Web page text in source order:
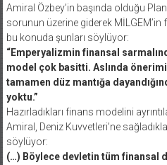
Amiral Özbey’in başında olduğu
sorunun üzerine giderek
bu konuda şunları söylüyor:
“Emperyalizmin finansal
model çok basitti. Aslında
tamamen düz mantığa
yoktu.”
Hazırladıkları finans modelini
Amiral, Deniz Kuvvetleri’ne
söylüyor:
(…) Böylece devletin tüm finansal